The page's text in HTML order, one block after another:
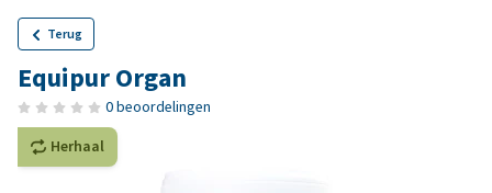
Terug
Equipur Organ
0 beoordelingen
Herhaal